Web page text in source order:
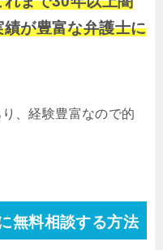
が豊富な弁護士に
、経験豊富なので的
無料相談する方法